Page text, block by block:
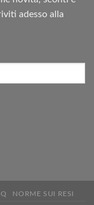
adesso alla
NORME SUI RESI